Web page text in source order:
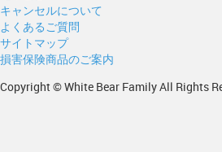
キャンセルについて
よくあるご質問
サイトマップ
損害保険商品のご案内
Copyright © White Bear Family All Rights